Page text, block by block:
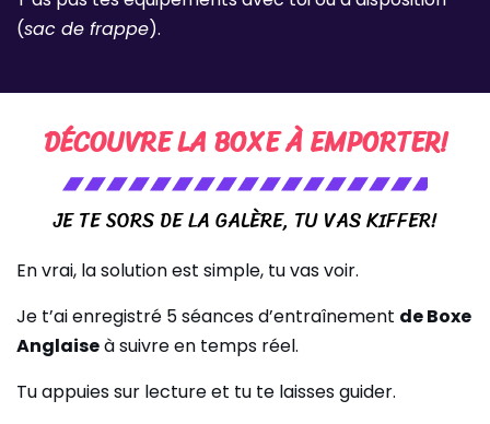
(sac de frappe).
DÉCOUVRE LA BOXE À EMPORTER!
JE TE SORS DE LA GALÈRE, TU VAS KIFFER!
En vrai, la solution est simple, tu vas voir.
Je t’ai enregistré 5 séances d’entraînement de Boxe
Anglaiseà suivre en temps réel.
Tu appuies sur lecture et tu te laisses guider.